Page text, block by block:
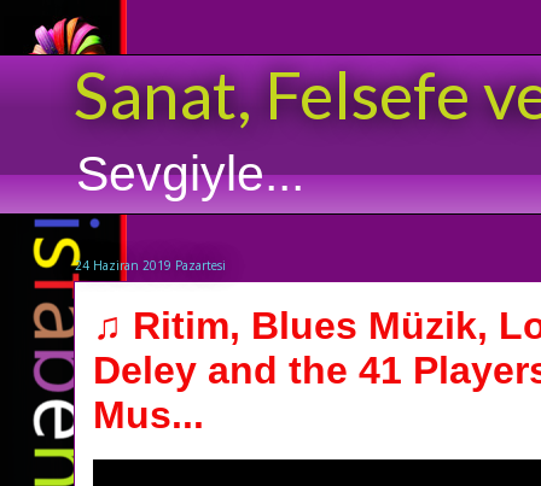
Sanat, Felsefe
Sevgiyle...
24 Haziran 2019 Pazartesi
♫ Ritim, Blues Müzik,
Deley and the 41
Mus...